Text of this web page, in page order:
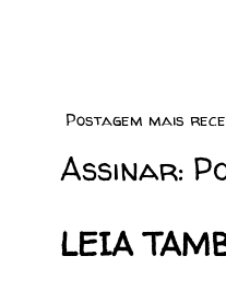
Postagem mais
Assinar:
LEIA